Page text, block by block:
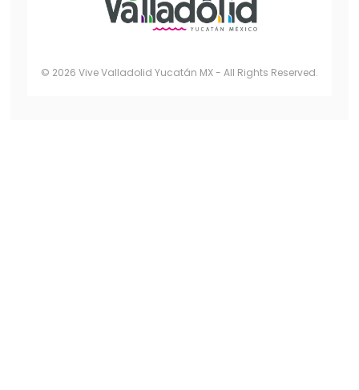
© 2026 Vive Valladolid Yucatán MX - All Rights Reserved.